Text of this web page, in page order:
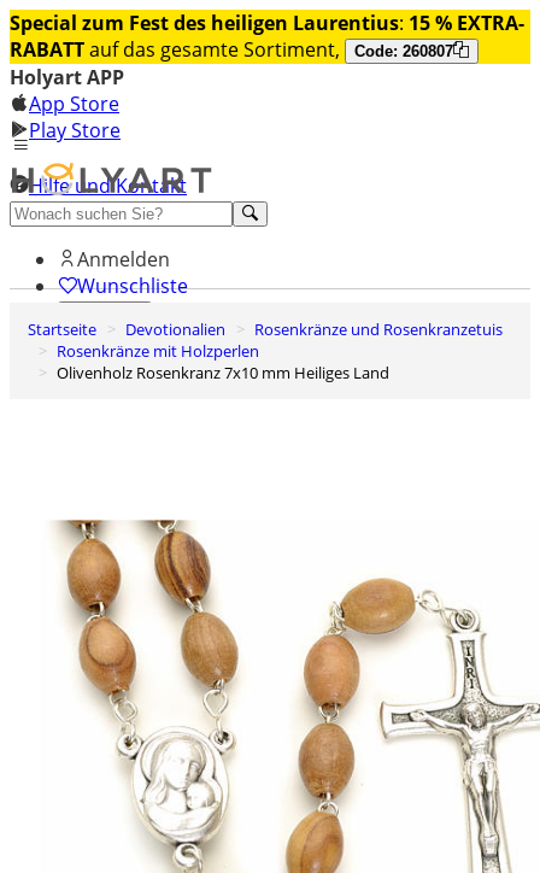
Special zum Fest des heiligen Laurentius: 15 % EXTRA-
RABATTauf das gesamte Sortiment, Code: 260807
Holyart APP
App Store
Play Store
Hilfe und Kontakt
Entdecken Sie Premium
Anmelden
Wunschliste
0
Warenkorb
Startseite Devotionalien
Rosenkränze und Rosenkranzetuis
Rosenkränze mit Holzperlen
Olivenholz Rosenkranz 7x10 mm Heiliges Land